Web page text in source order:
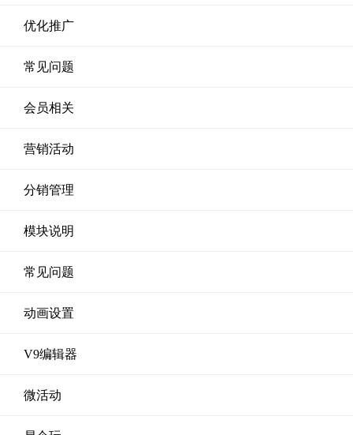
优化推广
常见问题
会员相关
营销活动
分销管理
模块说明
常见问题
动画设置
V9编辑器
微活动